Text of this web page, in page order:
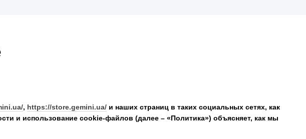
, https://store.gemini.ua/ и наших страниц в таких социальных сетях, как
и использование cookie-файлов (далее – «Политика») объясняет, как мы